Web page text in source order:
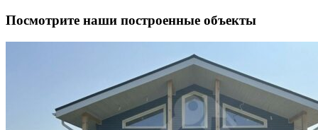
Посмотрите наши построенные объекты